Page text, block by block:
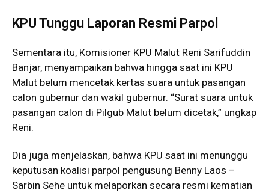
KPU Tunggu Laporan Resmi Parpol
Sementara itu, Komisioner KPU Malut Reni Sarifuddin
Banjar, menyampaikan bahwa hingga saat ini KPU
Malut belum mencetak kertas suara untuk pasangan
calon gubernur dan wakil gubernur. “Surat suara untuk
pasangan calon di Pilgub Malut belum dicetak,” ungkap
Reni.
Dia juga menjelaskan, bahwa KPU saat ini menunggu
keputusan koalisi parpol pengusung Benny Laos –
Sarbin Sehe untuk melaporkan secara resmi kematian